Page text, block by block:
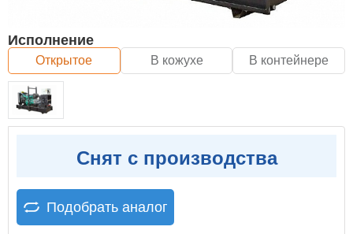
Исполнение
Открытое В кожухе В контейнере
Снят с производства
Подобрать аналог